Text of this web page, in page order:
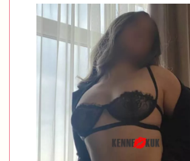
Создать объявление